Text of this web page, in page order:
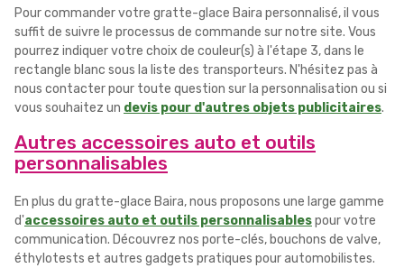
Pour commander votre gratte-glace Baira personnalisé, il vous
suffit de suivre le processus de commande sur notre site. Vous
pourrez indiquer votre choix de couleur(s) à l'étape 3, dans le
rectangle blanc sous la liste des transporteurs. N'hésitez pas à
nous contacter pour toute question sur la personnalisation ou si
vous souhaitez un devis pour d'autres objets publicitaires.
Autres accessoires auto et outils
personnalisables
En plus du gratte-glace Baira, nous proposons une large gamme
d'accessoires auto et outils personnalisablespour votre
communication. Découvrez nos porte-clés, bouchons de valve,
éthylotests et autres gadgets pratiques pour automobilistes.